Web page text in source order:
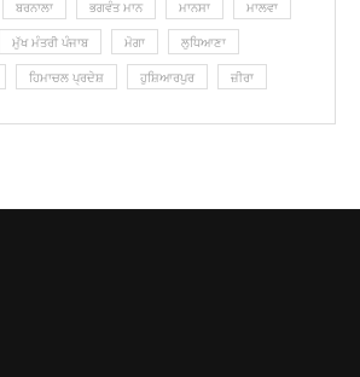
ਬਰਨਾਲਾ ਭਗਵੰਤ ਮਾਨ ਮਾਨਸਾ ਮਾਲਵਾ
ਮੁੱਖ ਮੰਤਰੀ ਪੰਜਾਬ ਮੋਗਾ ਲੁ‎ਧਿਆਣਾ
ਹਿਮਾਚਲ ਪ੍ਰਦੇਸ਼ ਹੁਸ਼ਿਆਰਪੁਰ ਜ਼ੀਰਾ